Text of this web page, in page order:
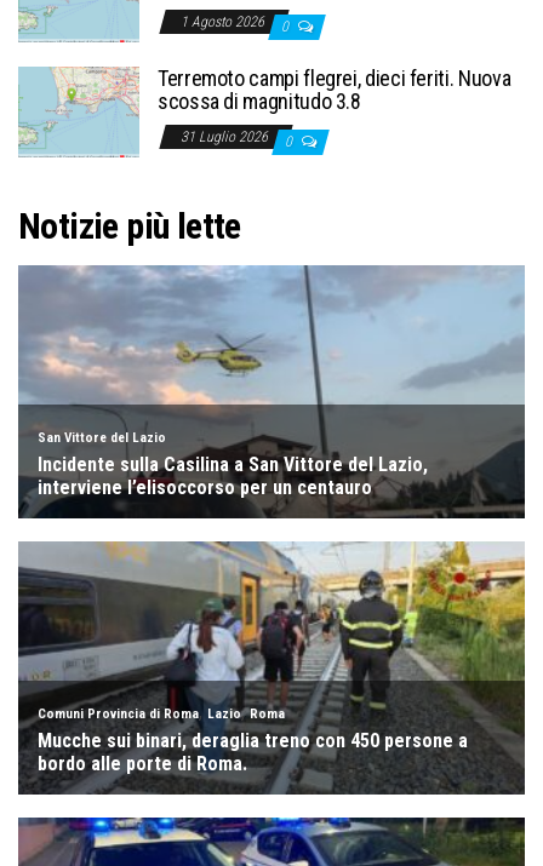
1 Agosto 2026 0
Terremoto campi flegrei, dieci feriti. Nuova
scossa di magnitudo 3.8
31 Luglio 2026 0
Notizie più lette